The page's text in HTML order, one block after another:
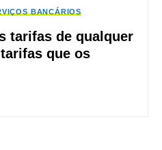
BANCÁRIOS
tarifas de qualquer
que os